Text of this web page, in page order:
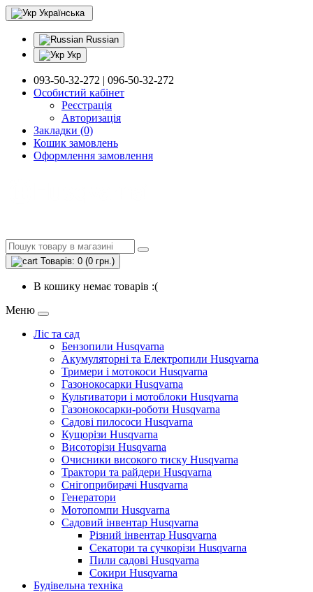
Українська
Russian
Укр
093-50-32-272 | 096-50-32-272
Особистий кабінет
Реєстрація
Авторизація
Закладки (0)
Кошик замовлень
Оформлення замовлення
Товарів: 0 (0 грн.)
В кошику немає товарів :(
Меню
Ліс та сад
Бензопили Husqvarna
Акумуляторні та Електропили Husqvarna
Тримери і мотокоси Husqvarna
Газонокосарки Husqvarna
Культиватори і мотоблоки Husqvarna
Газонокосарки-роботи Husqvarna
Садові пилососи Husqvarna
Кущорізи Husqvarna
Висоторізи Husqvarna
Очисники високого тиску Husqvarna
Трактори та райдери Husqvarna
Снігоприбирачі Husqvarna
Генератори
Мотопомпи Husqvarna
Садовий інвентар Husqvarna
Різний інвентар Husqvarna
Секатори та сучкорізи Husqvarna
Пили садові Husqvarna
Сокири Husqvarna
Будівельна техніка